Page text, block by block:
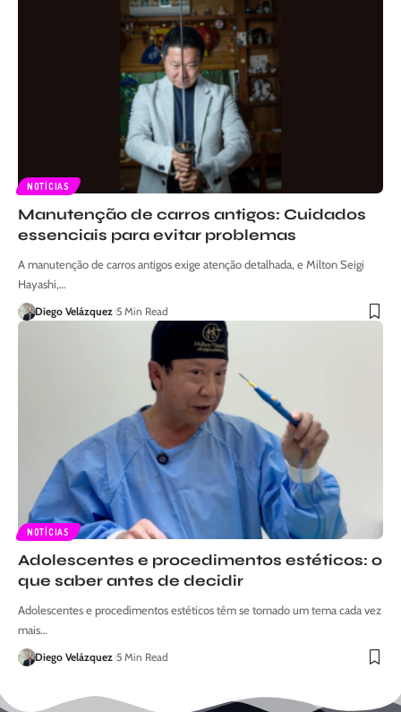
NOTÍCIAS
Manutenção de carros antigos: Cuidados
essenciais para evitar problemas
A manutenção de carros antigos exige atenção detalhada, e Milton Seigi
Hayashi,…
Diego Velázquez 5 Min Read
NOTÍCIAS
Adolescentes e procedimentos estéticos: o
que saber antes de decidir
Adolescentes e procedimentos estéticos têm se tornado um tema cada vez
mais…
Diego Velázquez 5 Min Read